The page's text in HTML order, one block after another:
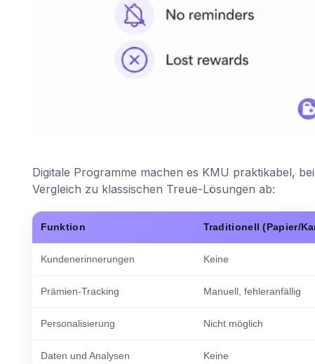
Digitale Programme machen es KMU praktikabel,
Vergleich zu klassischen Treue-Lösungen ab:
Funktion Traditionell (Papier/
Kundenerinnerungen Keine
Prämien-Tracking Manuell, fehleranfällig
Personalisierung Nicht möglich
Daten und Analysen Keine